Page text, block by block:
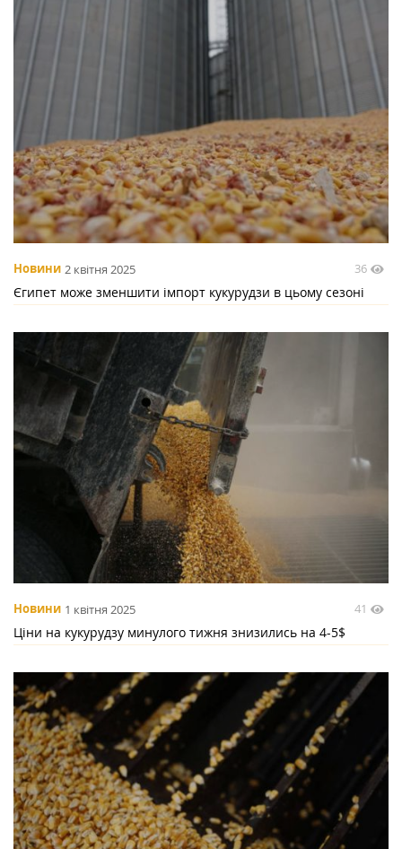
Новини 2 квітня 2025 36
Єгипет може зменшити імпорт кукурудзи в цьому сезоні
Новини 1 квітня 2025 41
Ціни на кукурудзу минулого тижня знизились на 4-5$